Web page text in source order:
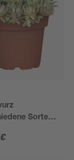
Sorten
Topf
€